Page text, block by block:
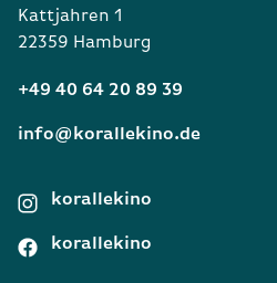
Kattjahren 1
22359 Hamburg
+49 40 64 20 89 39
info@korallekino.de
korallekino
korallekino